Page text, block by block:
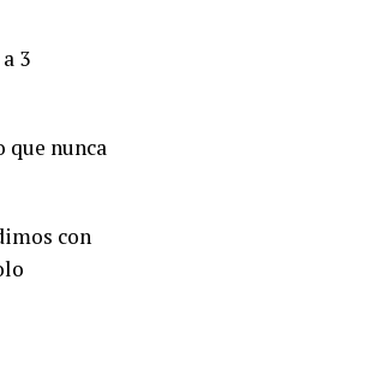
3
que nunca
con